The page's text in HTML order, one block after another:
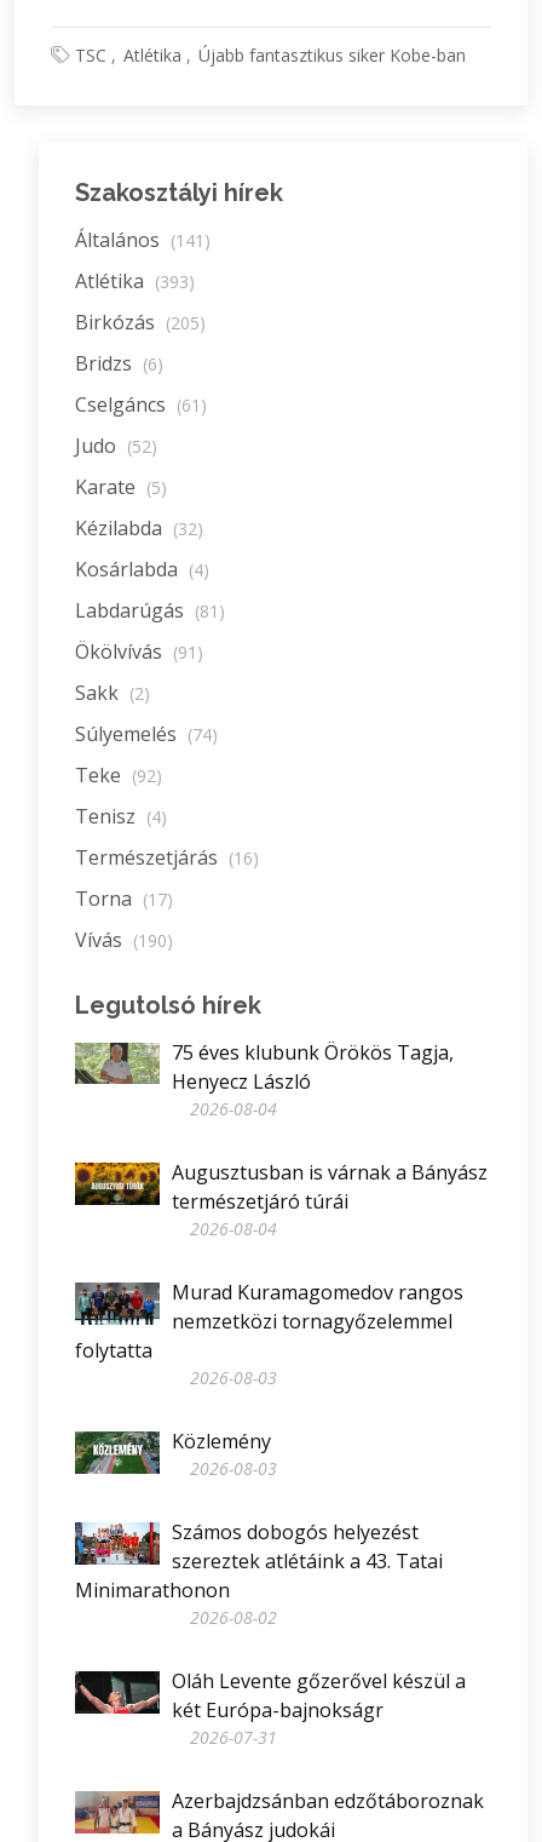
TSC Atlétika Újabb fantasztikus siker Kobe-ban
Szakosztályi hírek
Általános (141)
Atlétika (393)
Birkózás (205)
Bridzs (6)
Cselgáncs (61)
Judo (52)
Karate (5)
Kézilabda (32)
Kosárlabda (4)
Labdarúgás (81)
Ökölvívás (91)
Sakk (2)
Súlyemelés (74)
Teke (92)
Tenisz (4)
Természetjárás (16)
Torna (17)
Vívás (190)
Legutolsó hírek
75 éves klubunk Örökös Tagja,
Henyecz László
2026-08-04
Augusztusban is várnak a Bányász
természetjáró túrái
2026-08-04
Murad Kuramagomedov rangos
nemzetközi tornagyőzelemmel
folytatta
2026-08-03
Közlemény
2026-08-03
Számos dobogós helyezést
szereztek atlétáink a 43. Tatai
Minimarathonon
2026-08-02
Oláh Levente gőzerővel készül a
két Európa-bajnokságr
2026-07-31
Azerbajdzsánban edzőtáboroznak
a Bányász judokái